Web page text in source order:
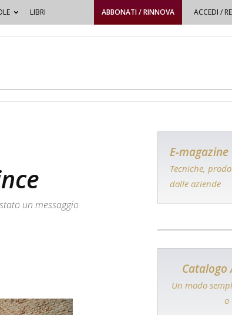
LIBRI ABBONATI / RINNOVA ACCEDI /
un messaggio
E-magazine
Tecniche,
dalle aziende
Catalogo
Un modo
o